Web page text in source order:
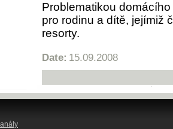
Problematikou
pro rodinu a dítě, jejímiž
resorty.
Date: 15.09.2008